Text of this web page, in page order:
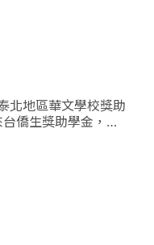
北地區華文學校獎助
僑生獎助學金，鼓